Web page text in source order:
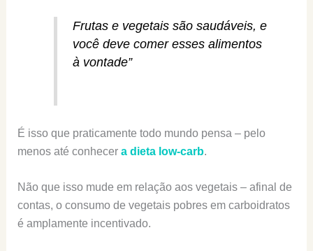
Frutas e vegetais são saudáveis, e
você deve comer esses alimentos
à vontade”
É isso que praticamente todo mundo pensa – pelo
menos até conhecer a dieta low-carb.
Não que isso mude em relação aos vegetais – afinal de
contas, o consumo de vegetais pobres em carboidratos
é amplamente incentivado.